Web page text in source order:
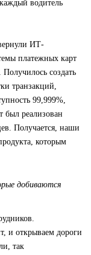
водитель
ИТ-
платежных карт
создать
транзакций,
99,999%,
был реализован
Получается, наши
которым
добиваются
и открываем дороги
так